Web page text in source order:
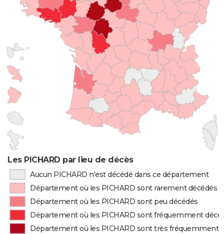
Les PICHARD par lieu de décès
Aucun PICHARD n'est décédé dans ce département
Département où les PICHARD sont rarement décédés
Département où les PICHARD sont peu décédés
Département où les PICHARD sont fréquemment
Département où les PICHARD sont très fréquemment